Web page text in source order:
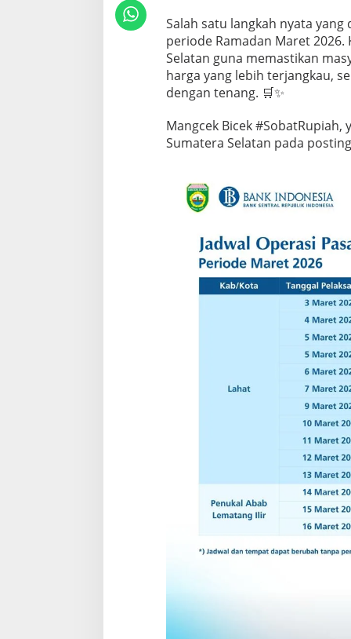
Salah satu langkah nyata
periode Ramadan Maret
Selatan guna memastikan
harga yang lebih terjangkau,
dengan tenang. 🛒✨
Mangcek Bicek #SobatRupiah,
Sumatera Selatan pada